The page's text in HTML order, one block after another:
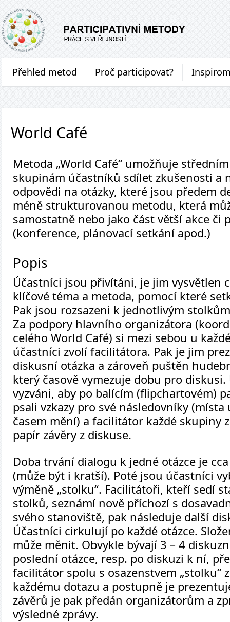
Přehled metod Proč participovat?
World Café
Metoda „World Café“ umožňuje
skupinám účastníků sdílet zkušenosti a
odpovědi na otázky, které jsou předem
méně strukturovanou metodu, která
samostatně nebo jako část větší akce či
(konference, plánovací setkání apod.)
Popis
Účastníci jsou přivítáni, je jim vysvětlen
klíčové téma a metoda, pomocí které
Pak jsou rozsazeni k jednotlivým
Za podpory hlavního organizátora
celého World Café) si mezi sebou u
účastníci zvolí facilitátora. Pak je jim
diskusní otázka a zároveň puštěn
který časově vymezuje dobu pro
vyzváni, aby po balícím (flipchartovém)
psali vzkazy pro své následovníky (místa
časem mění) a facilitátor každé skupiny
papír závěry z diskuse.
Doba trvání dialogu k jedné otázce je
(může být i kratší). Poté jsou účastníci
výměně „stolku“. Facilitátoři, kteří sedí
stolků, seznámí nově příchozí s
svého stanoviště, pak následuje další
Účastníci cirkulují po každé otázce.
může měnit. Obvykle bývají 3 – 4
poslední otázce, resp. po diskuzi k ní,
facilitátor spolu s osazenstvem „stolku“
každému dotazu a postupně je
závěrů je pak předán organizátorům a
výsledné zprávy.